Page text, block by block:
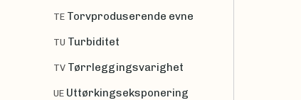
TE Torvproduserende evne
TU Turbiditet
TV Tørrleggingsvarighet
UE Uttørkingseksponering